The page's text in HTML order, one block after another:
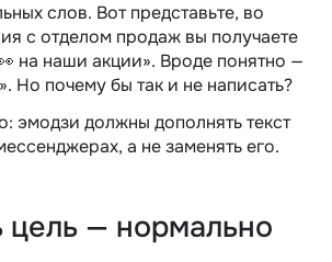
слов. Вот представьте, во
с отделом продаж вы получаете
на наши акции». Вроде понятно —
Но почему бы так и не написать?
эмодзи должны дополнять текст
а не заменять его.
цель — нормально